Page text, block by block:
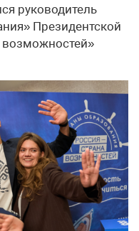
руководитель
Президентской